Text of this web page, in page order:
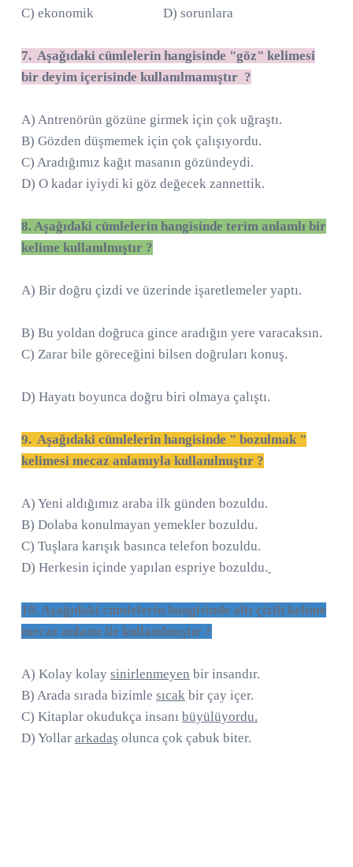
C) ekonomik D) sorunlara
7. Aşağıdaki cümlelerin hangisinde "göz" kelimesi
bir deyim içerisinde kullanılmamıştır ?
A) Antrenörün gözüne girmek için çok uğraştı.
B) Gözden düşmemek için çok çalışıyordu.
C) Aradığımız kağıt masanın gözündeydi.
D) O kadar iyiydi ki göz değecek zannettik.
8. Aşağıdaki cümlelerin hangisinde terim anlamlı bir
kelime kullanılmıştır ?
A) Bir doğru çizdi ve üzerinde işaretlemeler yaptı.
B) Bu yoldan doğruca gince aradığın yere varacaksın.
C) Zarar bile göreceğini bilsen doğruları konuş.
D) Hayatı boyunca doğru biri olmaya çalıştı.
9. Aşağıdaki cümlelerin hangisinde " bozulmak "
kelimesi mecaz anlamıyla kullanılmıştır ?
A) Yeni aldığımız araba ilk günden bozuldu.
B) Dolaba konulmayan yemekler bozuldu.
C) Tuşlara karışık basınca telefon bozuldu.
D) Herkesin içinde yapılan espriye bozuldu.
10. Aşağıdaki cümlelerin hangisinde altı çizili kelime
mecaz anlamı ile kullanılmıştır ?
A) Kolay kolay sinirlenmeyen bir insandır.
B) Arada sırada bizimle sıcak bir çay içer.
C) Kitaplar okudukça insanı büyülüyordu.
D) Yollar arkadaş olunca çok çabuk biter.